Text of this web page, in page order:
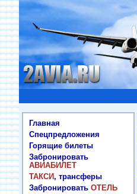
Главная
Спецпредложения
Горящие билеты
Забронировать
АВИАБИЛЕТ
ТАКСИ, трансферы
Забронировать ОТЕЛЬ